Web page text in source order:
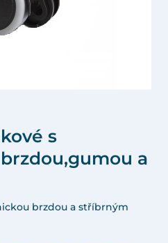
s
a
brzdou a stříbrným